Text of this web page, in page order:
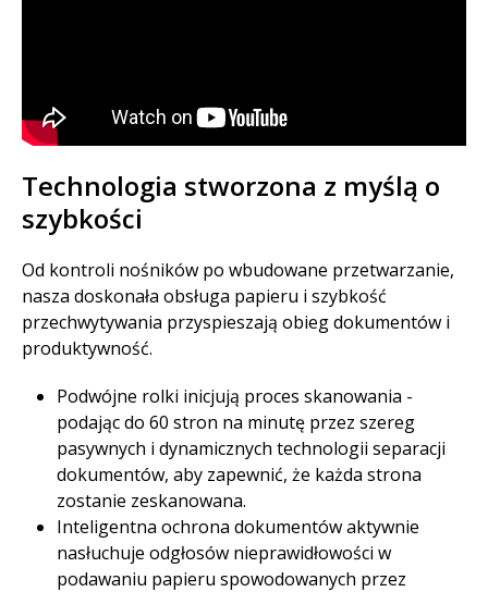
Technologia stworzona z myślą o
szybkości​
Od kontroli nośników po wbudowane przetwarzanie,
nasza doskonała obsługa papieru i szybkość
przechwytywania przyspieszają obieg dokumentów i
produktywność. ​
Podwójne rolki inicjują proces skanowania -
podając do 60 stron na minutę przez szereg
pasywnych i dynamicznych technologii separacji
dokumentów, aby zapewnić, że każda strona
zostanie zeskanowana.​
Inteligentna ochrona dokumentów aktywnie
nasłuchuje odgłosów nieprawidłowości w
podawaniu papieru spowodowanych przez